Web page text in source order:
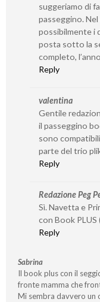
suggeriamo di
passeggino.
possibilmente i
posta sotto la
completo,
Reply
valentina
Gentile
il passeggino
sono
parte del trio
Reply
Redazione Peg
Sì. Navetta e
con Book
Reply
Sabrina
Il book plus con il
fronte mamma che
Mi sembra davvero un